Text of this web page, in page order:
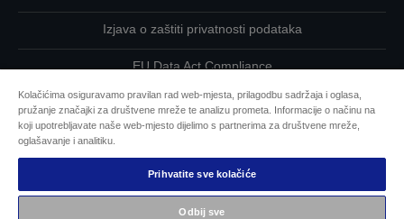
Izjava o zaštiti privatnosti podataka
EU Data Act Compliance
Kontaktirajte nas u vezi svojih podataka
Epsonova predanost pristupačnosti
Kolačićima osiguravamo pravilan rad web-mjesta, prilagodbu sadržaja i oglasa,
pružanje značajki za društvene mreže te analizu prometa. Informacije o načinu na
koji upotrebljavate naše web-mjesto dijelimo s partnerima za društvene mreže,
oglašavanje i analitiku.
Prihvatite sve kolačiće
Odbij sve